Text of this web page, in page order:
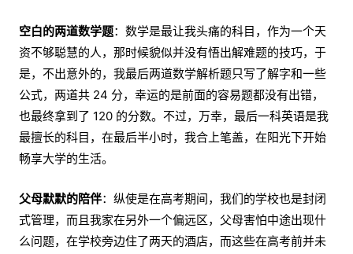
空白的两道数学题：数学是最让我头痛的科目，作为一个天
资不够聪慧的人，那时候貌似并没有悟出解难题的技巧，于
是，不出意外的，我最后两道数学解析题只写了解字和一些
公式，两道共 24 分，幸运的是前面的容易题都没有出错，
也最终拿到了 120 的分数。不过，万幸，最后一科英语是我
最擅长的科目，在最后半小时，我合上笔盖，在阳光下开始
畅享大学的生活。
父母默默的陪伴：纵使是在高考期间，我们的学校也是封闭
式管理，而且我家在另外一个偏远区，父母害怕中途出现什
么问题，在学校旁边住了两天的酒店，而这些在高考前并未